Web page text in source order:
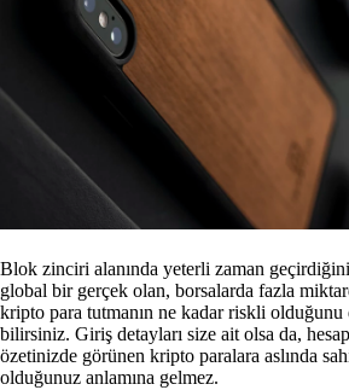
Blok zinciri alanında yeterli zaman
global bir gerçek olan, borsalarda fazla
kripto para tutmanın ne kadar riskli olduğunu
bilirsiniz. Giriş detayları size ait olsa da, hesap
özetinizde görünen kripto paralara aslında
olduğunuz anlamına gelmez.